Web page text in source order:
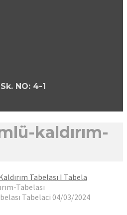
NO: 4-1
kaldırım-
Tabelası I Tabela
Tabelası
Tabelaci 04/03/2024